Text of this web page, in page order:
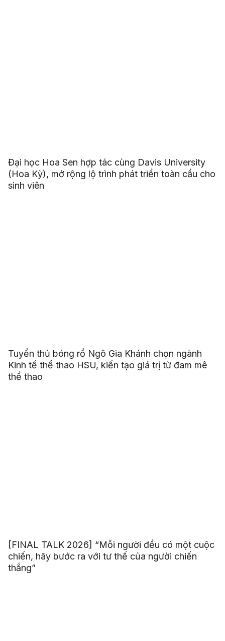
Đại học Hoa Sen hợp tác cùng Davis University
(Hoa Kỳ), mở rộng lộ trình phát triển toàn cầu cho
sinh viên
Tuyển thủ bóng rổ Ngô Gia Khánh chọn ngành
Kinh tế thể thao HSU, kiến tạo giá trị từ đam mê
thể thao
[FINAL TALK 2026] “Mỗi người đều có một cuộc
chiến, hãy bước ra với tư thế của người chiến
thắng”